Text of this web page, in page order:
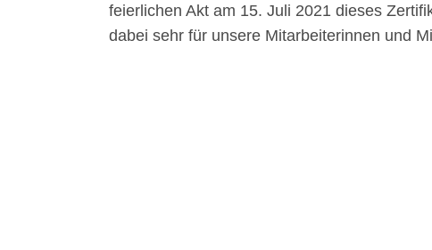
feierlichen Akt am 15. Juli 2021 dieses
dabei sehr für unsere Mitarbeiterinnen und